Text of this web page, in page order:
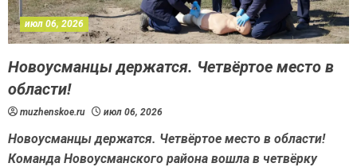
июл 06, 2026
Новоусманцы держатся. Четвёртое место в
области!
muzhenskoe.ru июл 06, 2026
Новоусманцы держатся. Четвёртое место в области!
Команда Новоусманского района вошла в четвёрку